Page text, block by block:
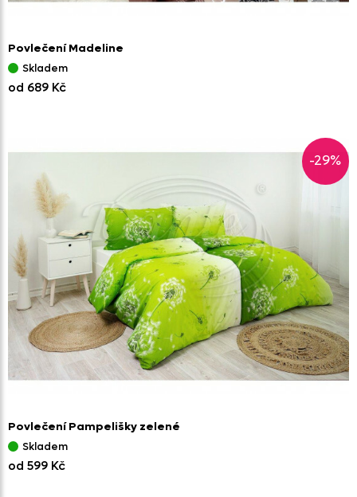
Povlečení Madeline
Skladem
od 689 Kč
-29%
Povlečení Pampelišky zelené
Skladem
od 599 Kč